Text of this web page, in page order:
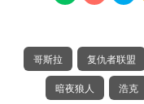
哥斯拉 复仇者联盟
暗夜狼人 浩克